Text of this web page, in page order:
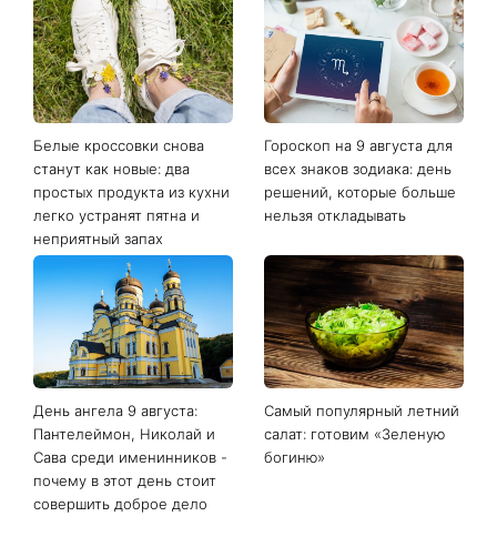
Белые кроссовки снова
станут как новые: два
простых продукта из кухни
легко устранят пятна и
неприятный запах
Гороскоп на 9 августа для
всех знаков зодиака: день
решений, которые больше
нельзя откладывать
День ангела 9 августа:
Пантелеймон, Николай и
Сава среди именинников -
почему в этот день стоит
совершить доброе дело
Самый популярный летний
салат: готовим «Зеленую
богиню»